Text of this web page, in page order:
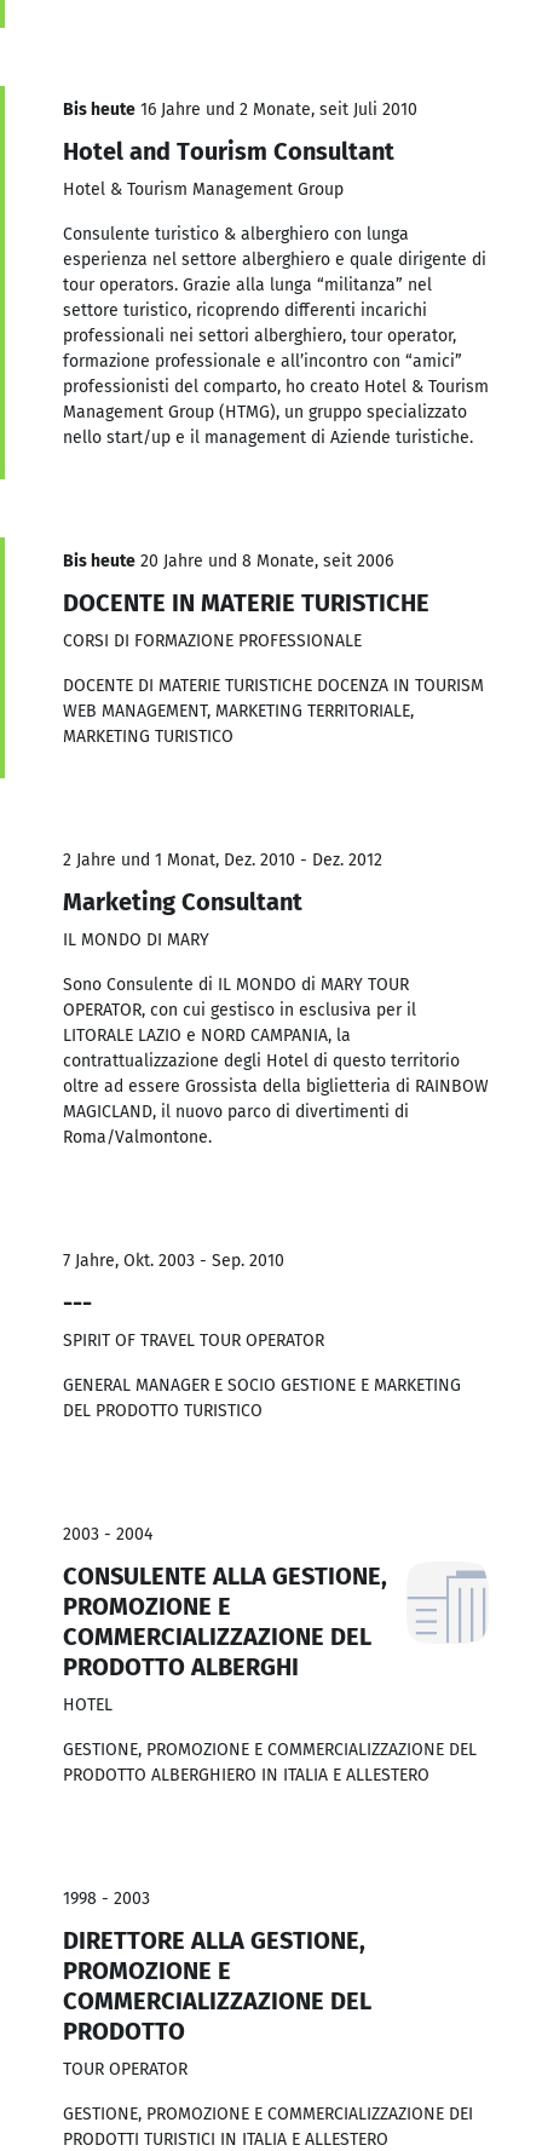
Bis heute 16 Jahre und 2 Monate, seit Juli 2010
Hotel and Tourism Consultant
Hotel & Tourism Management Group
Consulente turistico & alberghiero con lunga
esperienza nel settore alberghiero e quale dirigente di
tour operators. Grazie alla lunga “militanza” nel
settore turistico, ricoprendo differenti incarichi
professionali nei settori alberghiero, tour operator,
formazione professionale e all’incontro con “amici”
professionisti del comparto, ho creato Hotel & Tourism
Management Group (HTMG), un gruppo specializzato
nello start/up e il management di Aziende turistiche.
Bis heute 20 Jahre und 8 Monate, seit 2006
DOCENTE IN MATERIE TURISTICHE
CORSI DI FORMAZIONE PROFESSIONALE
DOCENTE DI MATERIE TURISTICHE DOCENZA IN TOURISM
WEB MANAGEMENT, MARKETING TERRITORIALE,
MARKETING TURISTICO
2 Jahre und 1 Monat, Dez. 2010 - Dez. 2012
Marketing Consultant
IL MONDO DI MARY
Sono Consulente di IL MONDO di MARY TOUR
OPERATOR, con cui gestisco in esclusiva per il
LITORALE LAZIO e NORD CAMPANIA, la
contrattualizzazione degli Hotel di questo territorio
oltre ad essere Grossista della biglietteria di RAINBOW
MAGICLAND, il nuovo parco di divertimenti di
Roma/Valmontone.
7 Jahre, Okt. 2003 - Sep. 2010
---
SPIRIT OF TRAVEL TOUR OPERATOR
GENERAL MANAGER E SOCIO GESTIONE E MARKETING
DEL PRODOTTO TURISTICO
2003 - 2004
CONSULENTE ALLA GESTIONE,
PROMOZIONE E
COMMERCIALIZZAZIONE DEL
PRODOTTO ALBERGHI
HOTEL
GESTIONE, PROMOZIONE E COMMERCIALIZZAZIONE DEL
PRODOTTO ALBERGHIERO IN ITALIA E ALLESTERO
1998 - 2003
DIRETTORE ALLA GESTIONE,
PROMOZIONE E
COMMERCIALIZZAZIONE DEL
PRODOTTO
TOUR OPERATOR
GESTIONE, PROMOZIONE E COMMERCIALIZZAZIONE DEI
PRODOTTI TURISTICI IN ITALIA E ALLESTERO